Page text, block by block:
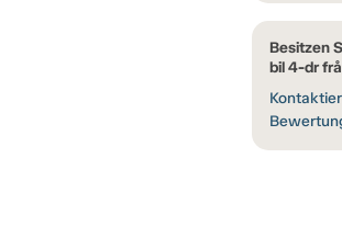
Besitzen
bil 4-dr